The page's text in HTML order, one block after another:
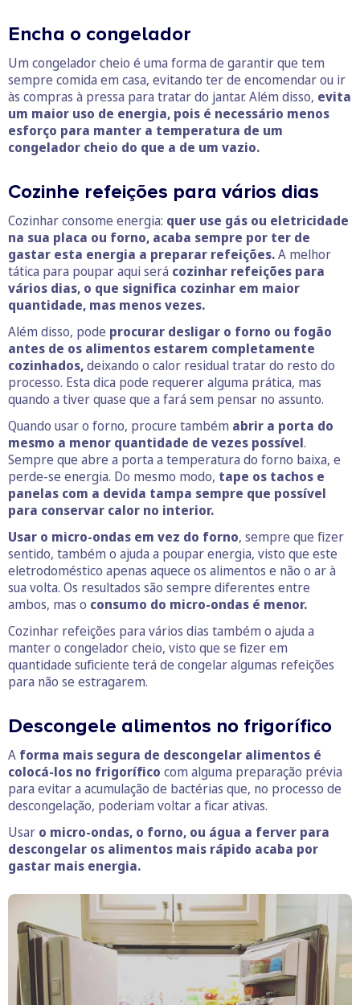
Encha o congelador
Um congelador cheio é uma forma de garantir que tem
sempre comida em casa, evitando ter de encomendar ou ir
às compras à pressa para tratar do jantar. Além disso, evita
um maior uso de energia, pois é necessário menos
esforço para manter a temperatura de um
congelador cheio do que a de um vazio.
Cozinhe refeições para vários dias
Cozinhar consome energia: quer use gás ou eletricidade
na sua placa ou forno, acaba sempre por ter de
gastar esta energia a preparar refeições.A melhor
tática para poupar aqui será cozinhar refeições para
vários dias, o que significa cozinhar em maior
quantidade, mas menos vezes.
Além disso, pode procurar desligar o forno ou fogão
antes de os alimentos estarem completamente
cozinhados,deixando o calor residual tratar do resto do
processo. Esta dica pode requerer alguma prática, mas
quando a tiver quase que a fará sem pensar no assunto.
Quando usar o forno, procure também abrir a porta do
mesmo a menor quantidade de vezes possível.
Sempre que abre a porta a temperatura do forno baixa, e
perde-se energia. Do mesmo modo, tape os tachos e
panelas com a devida tampa sempre que possível
para conservar calor no interior.
Usar o micro-ondas em vez do forno, sempre que fizer
sentido, também o ajuda a poupar energia, visto que este
eletrodoméstico apenas aquece os alimentos e não o ar à
sua volta. Os resultados são sempre diferentes entre
ambos, mas o consumo do micro-ondas é menor.
Cozinhar refeições para vários dias também o ajuda a
manter o congelador cheio, visto que se fizer em
quantidade suficiente terá de congelar algumas refeições
para não se estragarem.
Descongele alimentos no frigorífico
A forma mais segura de descongelar alimentos é
colocá-los no frigorífico com alguma preparação prévia
para evitar a acumulação de bactérias que, no processo de
descongelação, poderiam voltar a ficar ativas.
Usar o micro-ondas, o forno, ou água a ferver para
descongelar os alimentos mais rápido acaba por
gastar mais energia.